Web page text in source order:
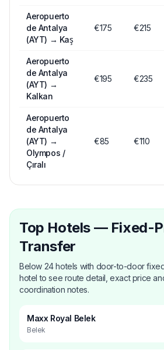
Aeropuerto
de Antalya
(AYT) → Kaş
€175 €215
Aeropuerto
de Antalya
(AYT) →
Kalkan
€195 €235
Aeropuerto
de Antalya
(AYT) →
Olympos /
Çıralı
€85 €110
Top Hotels — Fixed-
Transfer
Below 24 hotels with door-to-door
hotel to see route detail, exact price
coordination notes.
Maxx Royal Belek
Belek